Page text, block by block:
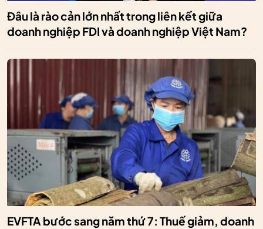
Đâu là rào cản lớn nhất trong liên kết giữa
doanh nghiệp FDI và doanh nghiệp Việt Nam?
EVFTA bước sang năm thứ 7: Thuế giảm, doanh